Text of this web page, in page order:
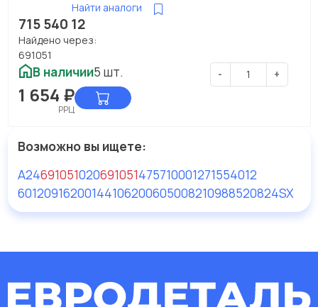
Найти аналоги
715 540 12
Найдено через:
691051
В наличии5 шт. - +
1 654 ₽
РРЦ
Возможно вы ищете:
A24691051020691051475710001271554012
60120916200144106200605008210988520824SX